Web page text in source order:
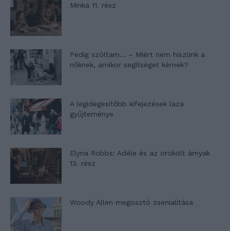
Minka 11. rész
Pedig szóltam… – Miért nem hiszünk a
nőknek, amikor segítséget kérnek?
A legidegesítőbb kifejezések laza
gyűjteménye
Elyna Robbs: Adéle és az örökölt árnyak
13. rész
Woody Allen megosztó zsenialitása